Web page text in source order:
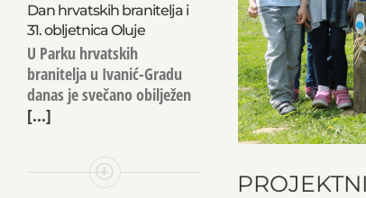
Dan hrvatskih branitelja i
31. obljetnica Oluje
U Parku hrvatskih
branitelja u Ivanić-Gradu
danas je svečano obilježen
[...]